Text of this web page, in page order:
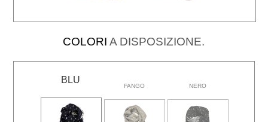
COLORI A DISPOSIZIONE.
BLU
FANGO NERO